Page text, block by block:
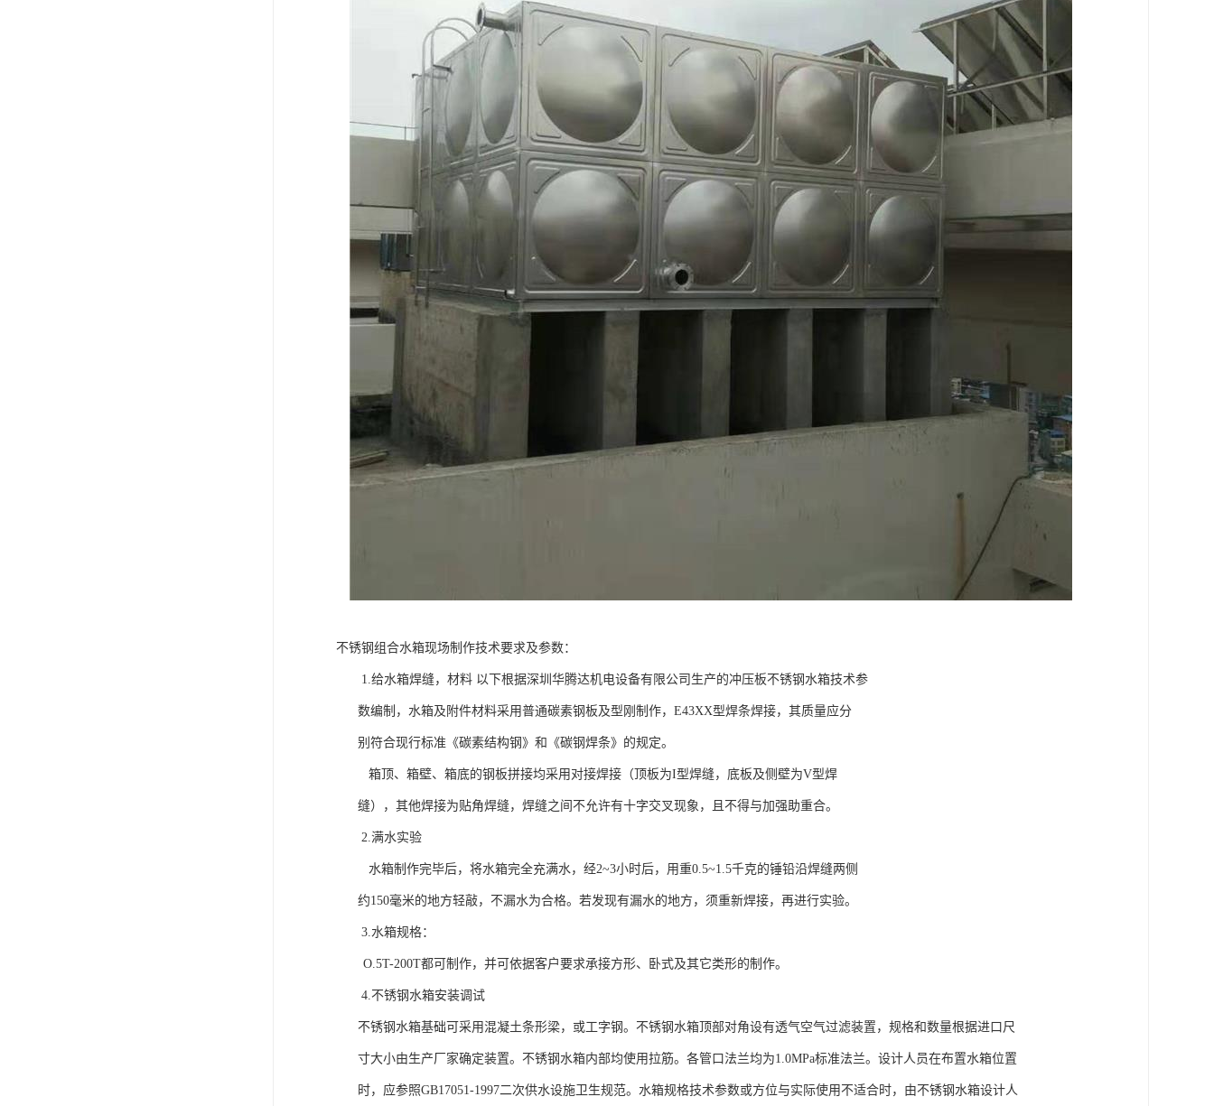
不锈钢组合水箱现场制作技术要求及参数：
1.给水箱焊缝，材料 以下根据深圳华腾达机电设备有限公司生产的冲压板不锈钢水箱技术参
数编制，水箱及附件材料采用普通碳素钢板及型刚制作，E43XX型焊条焊接，其质量应分
别符合现行标准《碳素结构钢》和《碳钢焊条》的规定。
箱顶、箱壁、箱底的钢板拼接均采用对接焊接（顶板为I型焊缝，底板及侧壁为V型焊
缝），其他焊接为贴角焊缝，焊缝之间不允许有十字交叉现象，且不得与加强助重合。
2.满水实验
水箱制作完毕后，将水箱完全充满水，经2~3小时后，用重0.5~1.5千克的锤铅沿焊缝两侧
约150毫米的地方轻敲，不漏水为合格。若发现有漏水的地方，须重新焊接，再进行实验。
3.水箱规格：
O.5T-200T都可制作，并可依据客户要求承接方形、卧式及其它类形的制作。
4.不锈钢水箱安装调试
不锈钢水箱基础可采用混凝土条形梁，或工字钢。不锈钢水箱顶部对角设有透气空气过滤装置，规格和数量根据进口尺
寸大小由生产厂家确定装置。不锈钢水箱内部均使用拉筋。各管口法兰均为1.0MPa标准法兰。设计人员在布置水箱位置
时，应参照GB17051-1997二次供水设施卫生规范。水箱规格技术参数或方位与实际使用不适合时，由不锈钢水箱设计人